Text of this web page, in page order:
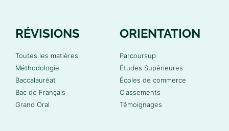
RÉVISIONS
Toutes les matières
Méthodologie
Baccalauréat
Bac de Français
Grand Oral
ORIENTATION
Parcoursup
Études Supérieures
Écoles de commerce
Classements
Témoignages